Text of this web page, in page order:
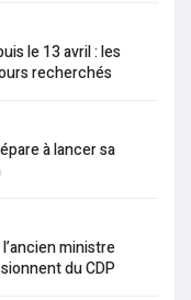
le 13 avril : les
recherchés
à lancer sa
ministre
du CDP